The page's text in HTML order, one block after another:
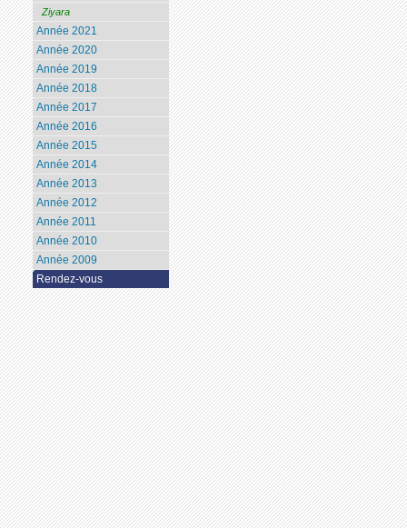
Ziyara
Année 2021
Année 2020
Année 2019
Année 2018
Année 2017
Année 2016
Année 2015
Année 2014
Année 2013
Année 2012
Année 2011
Année 2010
Année 2009
Rendez-vous